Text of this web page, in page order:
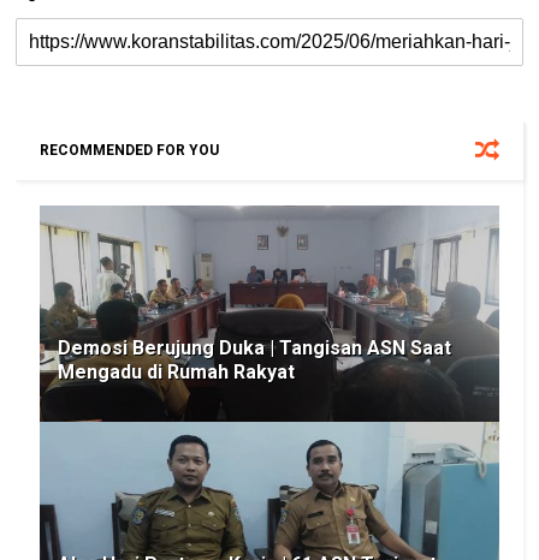
RECOMMENDED FOR YOU
Demosi Berujung Duka | Tangisan ASN Saat
Mengadu di Rumah Rakyat